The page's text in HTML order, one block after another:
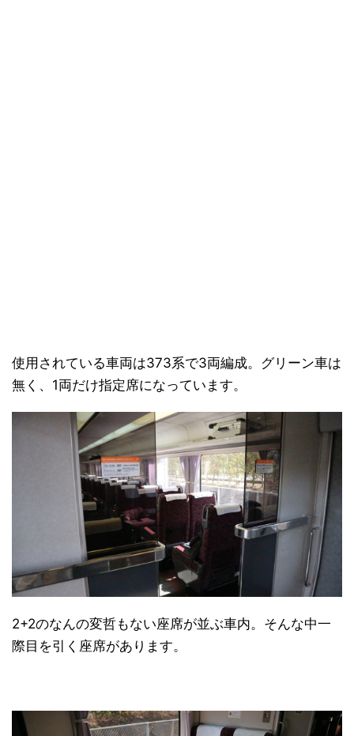
使用されている車両は373系で3両編成。グリーン車は
無く、1両だけ指定席になっています。
2+2のなんの変哲もない座席が並ぶ車内。そんな中一
際目を引く座席があります。